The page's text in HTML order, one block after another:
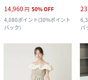
14,960 円 50%OFF
4,080ポイント(30%ポイント
バック)
バ